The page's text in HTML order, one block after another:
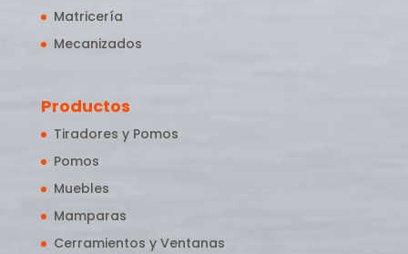
Matricería
Mecanizados
Productos
Tiradores y Pomos
Pomos
Muebles
Mamparas
Cerramientos y Ventanas